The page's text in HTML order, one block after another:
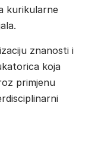
kurikularne
znanosti i
koja
primjenu